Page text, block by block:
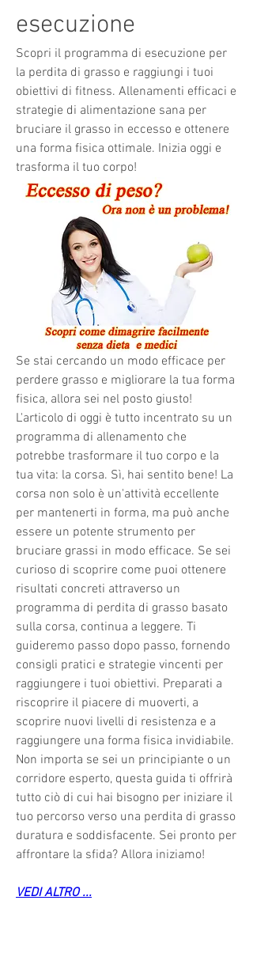
esecuzione
Scopri il programma di esecuzione per
la perdita di grasso e raggiungi i tuoi
obiettivi di fitness. Allenamenti efficaci e
strategie di alimentazione sana per
bruciare il grasso in eccesso e ottenere
una forma fisica ottimale. Inizia oggi e
trasforma il tuo corpo!
Se stai cercando un modo efficace per
perdere grasso e migliorare la tua forma
fisica, allora sei nel posto giusto!
L'articolo di oggi è tutto incentrato su un
programma di allenamento che
potrebbe trasformare il tuo corpo e la
tua vita: la corsa. Sì, hai sentito bene! La
corsa non solo è un'attività eccellente
per mantenerti in forma, ma può anche
essere un potente strumento per
bruciare grassi in modo efficace. Se sei
curioso di scoprire come puoi ottenere
risultati concreti attraverso un
programma di perdita di grasso basato
sulla corsa, continua a leggere. Ti
guideremo passo dopo passo, fornendo
consigli pratici e strategie vincenti per
raggiungere i tuoi obiettivi. Preparati a
riscoprire il piacere di muoverti, a
scoprire nuovi livelli di resistenza e a
raggiungere una forma fisica invidiabile.
Non importa se sei un principiante o un
corridore esperto, questa guida ti offrirà
tutto ciò di cui hai bisogno per iniziare il
tuo percorso verso una perdita di grasso
duratura e soddisfacente. Sei pronto per
affrontare la sfida? Allora iniziamo!
VEDI ALTRO ...